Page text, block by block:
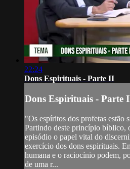
22:24
Dons Espirituais - Parte II
Dons Espirituais - Parte
"Os espíritos dos profetas estão
Partindo deste princípio bíblico,
episódio o papel vital do
exercício dos dons espirituais.
humana e o raciocínio podem,
de uma r...